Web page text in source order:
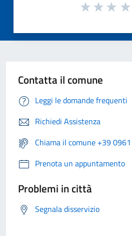
Contatta il comune
Leggi le domande frequenti
Richiedi Assistenza
Chiama il comune +39
Prenota un appuntamento
Problemi in città
Segnala disservizio